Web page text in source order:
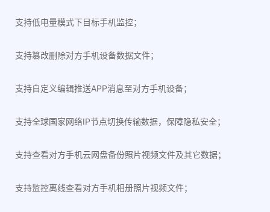
支持低电量模式下目标手机监控；
支持篡改删除对方手机设备数据文件；
支持自定义编辑推送APP消息至对方手机设备；
支持全球国家网络IP节点切换传输数据，保障隐私安全；
支持查看对方手机云网盘备份照片视频文件及其它数据；
支持监控离线查看对方手机相册照片视频文件；